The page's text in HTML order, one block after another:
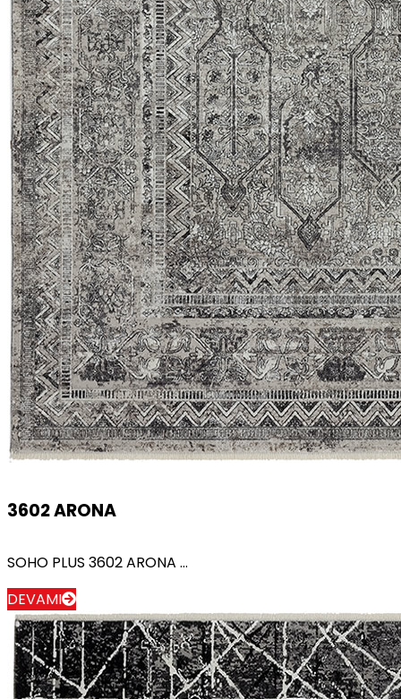
3602 ARONA
SOHO PLUS 3602 ARONA ...
DEVAMI